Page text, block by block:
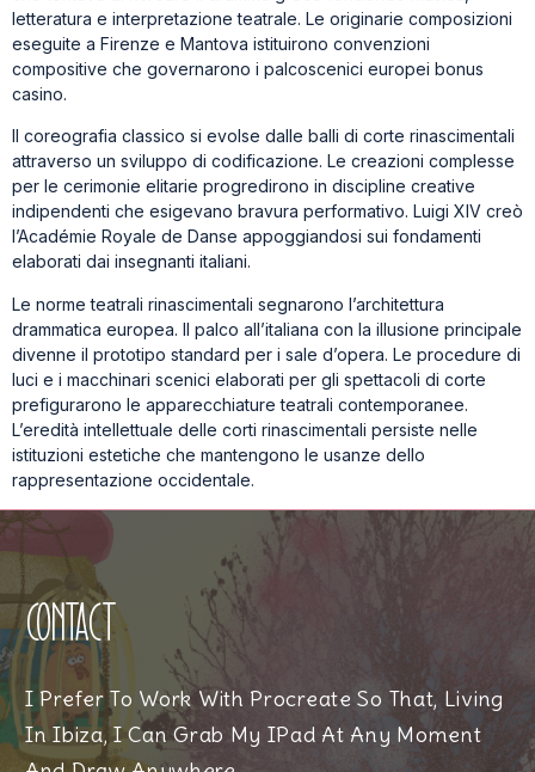
letteratura e interpretazione teatrale. Le originarie composizioni
eseguite a Firenze e Mantova istituirono convenzioni
compositive che governarono i palcoscenici europei bonus
casinо.
Il coreografia classico si evolse dalle balli di corte rinascimentali
attraverso un sviluppo di codificazione. Le creazioni complesse
per le cerimonie elitarie progredirono in discipline creative
indipendenti che esigevano bravura performativo. Luigi XIV creò
l’Académie Royale de Danse appoggiandosi sui fondamenti
elaborati dai insegnanti italiani.
Le norme teatrali rinascimentali segnarono l’architettura
drammatica europea. Il palco all’italiana con la illusione principale
divenne il prototipo standard per i sale d’opera. Le procedure di
luci e i macchinari scenici elaborati per gli spettacoli di corte
prefigurarono le apparecchiature teatrali contemporanee.
L’eredità intellettuale delle corti rinascimentali persiste nelle
istituzioni estetiche che mantengono le usanze dello
rappresentazione occidentale.
Contact
I Prefer To Work With Procreate So That, Living
In Ibiza, I Can Grab My IPad At Any Moment